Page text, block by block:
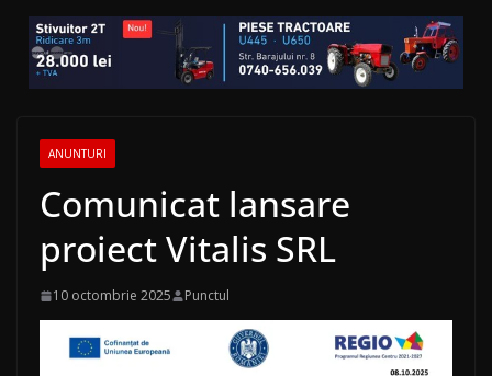
ANUNTURI
Comunicat lansare
proiect Vitalis SRL
10 octombrie 2025 Punctul